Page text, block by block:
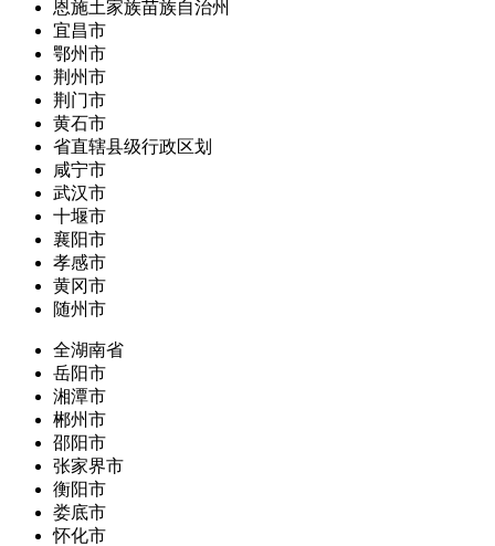
恩施土家族苗族自治州
宜昌市
鄂州市
荆州市
荆门市
黄石市
省直辖县级行政区划
咸宁市
武汉市
十堰市
襄阳市
孝感市
黄冈市
随州市
全湖南省
岳阳市
湘潭市
郴州市
邵阳市
张家界市
衡阳市
娄底市
怀化市